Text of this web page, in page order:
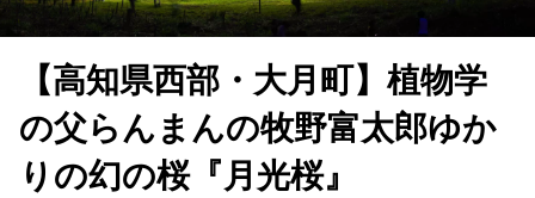
【高知県西部・大月町】植物学
の父らんまんの牧野富太郎ゆか
りの幻の桜『月光桜』